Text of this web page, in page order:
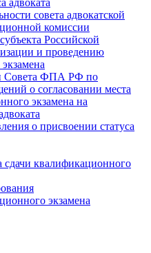
адвоката
совета адвокатской
комиссии
Российской
и проведению
Совета ФПА РФ по
о согласовании места
экзамена на
о присвоении статуса
сдачи квалификационного
экзамена